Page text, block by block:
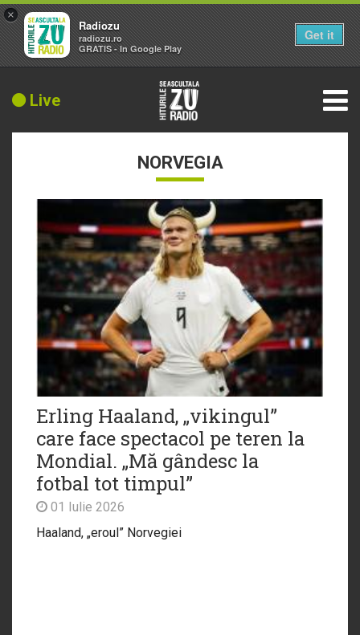
Live
NORVEGIA
Erling Haaland, „vikingul”
care face spectacol pe teren la
Mondial. „Mă gândesc la
fotbal tot timpul”
01 Iulie 2026
Haaland, „eroul” Norvegiei
×
Radiozu
radiozu.ro
GRATIS - In Google Play
Get it